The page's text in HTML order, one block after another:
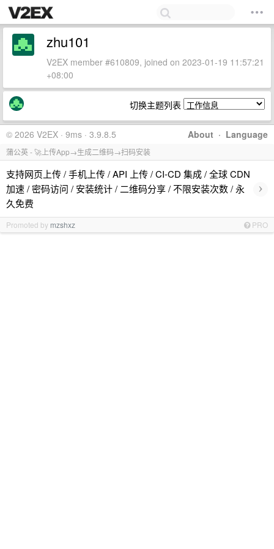
zhu101
V2EX member #610809, joined on 2023-01-19 11:57:21
+08:00
切换主题列表
About · Language
© 2026 V2EX · 9ms · 3.9.8.5
蒲公英 - 🚀上传App→生成二维码→扫码安装
支持网页上传 / 手机上传 / API 上传 / CI-CD 集成 / 全球 CDN
加速 / 密码访问 / 安装统计 / 二维码分享 / 不限安装次数 / 永
久免费
›
Promoted by mzshxz PRO